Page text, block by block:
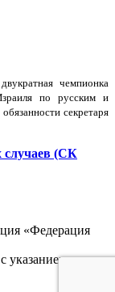
чемпионка
по русским и
секретаря
случаев (СК
«Федерация
указанием